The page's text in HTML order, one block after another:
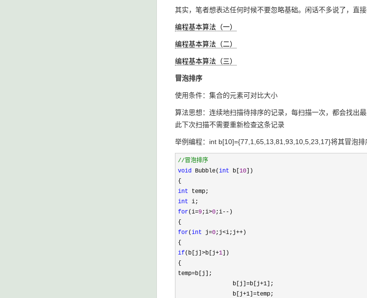
其实，笔者想表达任何时候不要忽略基础。闲话不多说了，直接
编程基本算法（一）
编程基本算法（二）
编程基本算法（三）
冒泡排序
使用条件：集合的元素可对比大小
算法思想：连续地扫描待排序的记录，每扫描一次，都会找出
此下次扫描不需要重新检查这条记录
举例编程：int b[10]={77,1,65,13,81,93,10,5,23,17}将其冒泡排
//冒泡排序
void Bubble(int b[ 10 ])
{
int temp;
int i;
for(i=9;i>0;i-- )
{
for(int j=0;j<i;j++ )
{
if(b[j] >b[j+1 ])
{
temp=b[j];
b[j]=b[j+1];
b[j+1]=temp;